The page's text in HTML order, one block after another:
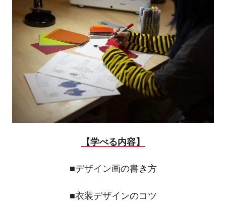
【学べる内容】
■デザイン画の書き方
■衣装デザインのコツ